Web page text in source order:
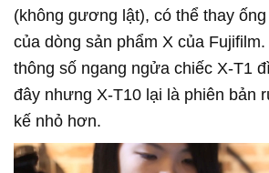
(không gương lật), có thể thay
của dòng sản phẩm X của
thông số ngang ngửa chiếc X-T1
đây nhưng X-T10 lại là phiên bản
kế nhỏ hơn.